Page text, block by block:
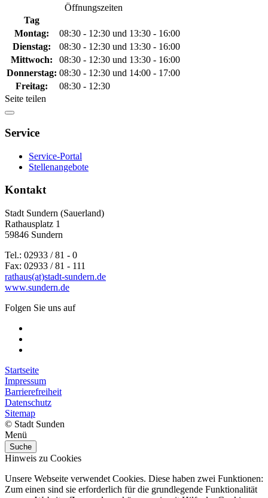
Öffnungszeiten
Tag
Montag:
08:30 - 12:30 und 13:30 - 16:00
Dienstag:
08:30 - 12:30 und 13:30 - 16:00
Mittwoch:
08:30 - 12:30 und 13:30 - 16:00
Donnerstag: 08:30 - 12:30 und 14:00 - 17:00
Freitag:
08:30 - 12:30
Seite teilen
Service
Service-Portal
Stellenangebote
Kontakt
Stadt Sundern (Sauerland)
Rathausplatz 1
59846 Sundern
Tel.: 02933 / 81 - 0
Fax: 02933 / 81 - 111
rathaus(at)stadt-sundern.de
www.sundern.de
Folgen Sie uns auf
Startseite
Impressum
Barrierefreiheit
Datenschutz
Sitemap
© Stadt Sunden
Menü
Suche
Hinweis zu Cookies
Unsere Webseite verwendet Cookies. Diese haben zwei Funktionen:
Zum einen sind sie erforderlich für die grundlegende Funktionalität